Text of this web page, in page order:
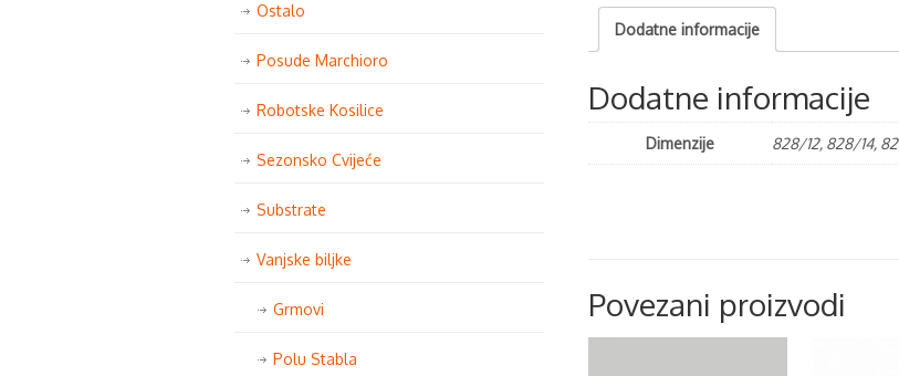
Dodatne informacije
Dodatne informacije
Dimenzije 828/12, 828/14,
Povezani proizvodi
Ostalo
Posude Marchioro
Robotske Kosilice
Sezonsko Cvijeće
Substrate
Vanjske biljke
Grmovi
Polu Stabla